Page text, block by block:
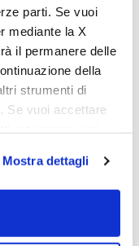
parti. Se vuoi
mediante la X
il permanere delle
della
strumenti di
Se vuoi accettare
di più clicca
permetti l'utilizzo
Mostra dettagli